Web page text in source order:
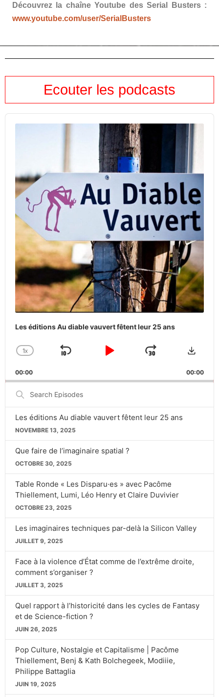
Découvrez la chaîne Youtube des Serial Busters :
www.youtube.com/user/SerialBusters
Ecouter les podcasts
Audio
Les éditions Au diable vauvert fêtent leur 25 ans
CHANGE
RATE
1X
SKIP
PLAY
JUMP
FORWARD
00:00 00:00
Search
Episodes
Les éditions Au diable vauvert fêtent leur 25 ans
NOVEMBRE 13, 2025
Que faire de l’imaginaire spatial ?
OCTOBRE 30, 2025
Table Ronde « Les Disparu·es » avec Pacôme
Thiellement, Lumi, Léo Henry et Claire Duvivier
OCTOBRE 23, 2025
Les imaginaires techniques par-delà la Silicon Valley
JUILLET 9, 2025
Face à la violence d’État comme de l’extrême droite,
comment s’organiser ?
JUILLET 3, 2025
Quel rapport à l’historicité dans les cycles de Fantasy
et de Science-fiction ?
JUIN 26, 2025
Pop Culture, Nostalgie et Capitalisme | Pacôme
Thiellement, Benj & Kath Bolchegeek, Modiiie,
Philippe Battaglia
JUIN 19, 2025